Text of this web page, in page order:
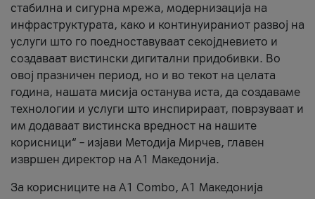
стабилна и сигурна мрежа, модернизација на
инфраструктурата, како и континуираниот развој на
услуги што го поедноставуваат секојдневието и
создаваат вистински дигитални придобивки. Во
овој празничен период, но и во текот на целата
година, нашата мисија останува иста, да создаваме
технологии и услуги што инспирираат, поврзуваат и
им додаваат вистинска вредност на нашите
корисници“ – изјави Методија Мирчев, главен
извршен директор на А1 Македонија.
За корисниците на A1 Combo, А1 Македонија